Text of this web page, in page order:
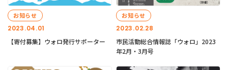
2023.04.01
お知らせ
【寄付募集】ウォロ発行サポーター
2023.02.28
お知らせ
市民活動総合情報誌「ウォロ」2023
年2月・3月号